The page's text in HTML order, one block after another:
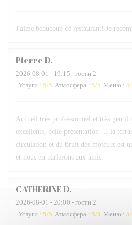
J'aime beaucoup ce restaurant! Je
PierreD
2026-08-01 - 19:15 - гости 2
Услуги : 5/5 Атмосфера : 5/5 Меню : 5
Accueil très professionnel et très gentil
excellents, belle présentation … la
circulation et du bruit des moteurs est
et nous en parlerons aux amis.
CATHERINED
2026-08-01 - 20:00 - гости 2
Услуги : 5/5 Атмосфера : 5/5 Меню : 5